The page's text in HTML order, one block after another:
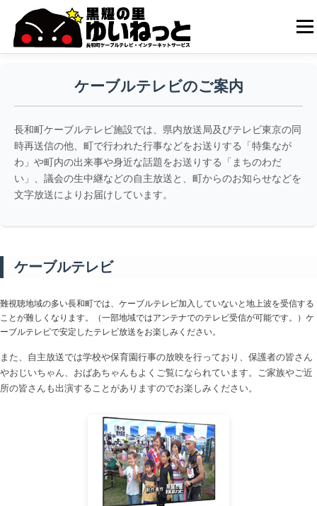
メニ
こんなときは ケーブルテレビ
インターネット ユーザーサポート
ケーブルテレビのご案内
長和町ケーブルテレビ施設では、県内放送局及びテレビ東京の同
時再送信の他、町で行われた行事などをお送りする「特集なが
わ」や町内の出来事や身近な話題をお送りする「まちのわだ
い」、議会の生中継などの自主放送と、町からのお知らせなどを
文字放送によりお届けしています。
ケーブルテレビ
難視聴地域の多い長和町では、ケーブルテレビ加入していないと地上波を受信する
ことが難しくなります。（一部地域ではアンテナでのテレビ受信が可能です。）ケ
ーブルテレビで安定したテレビ放送をお楽しみください。
また、自主放送では学校や保育園行事の放映を行っており、保護者の皆さん
やおじいちゃん、おばあちゃんもよくご覧になられています。ご家族やご近
所の皆さんも出演することがありますのでお楽しみください。